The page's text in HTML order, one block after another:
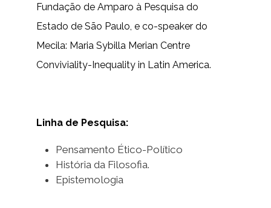
Fundação de Amparo à Pesquisa do
Estado de São Paulo, e co-speaker do
Mecila: Maria Sybilla Merian Centre
Conviviality-Inequality in Latin America.
Linha de Pesquisa:
Pensamento Ético-Político
História da Filosofia.
Epistemologia